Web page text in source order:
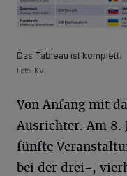
Das Tableau ist komplett.
Foto: KV.
Von Anfang mit
Ausrichter. Am 8.
fünfte
bei der drei-,